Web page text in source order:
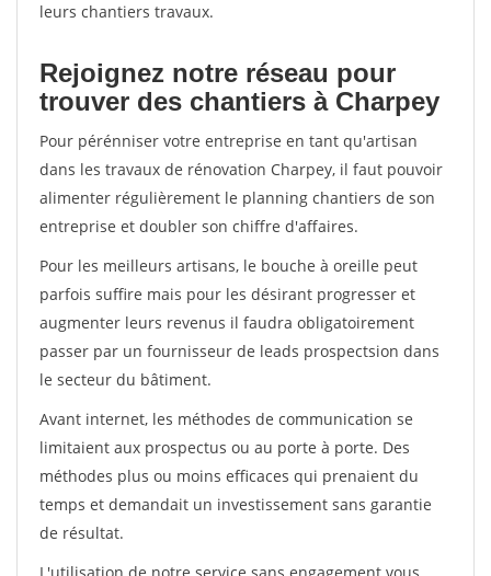
leurs chantiers travaux.
Rejoignez notre réseau pour
trouver des chantiers à Charpey
Pour pérénniser votre entreprise en tant qu'artisan
dans les travaux de rénovation Charpey, il faut pouvoir
alimenter régulièrement le planning chantiers de son
entreprise et doubler son chiffre d'affaires.
Pour les meilleurs artisans, le bouche à oreille peut
parfois suffire mais pour les désirant progresser et
augmenter leurs revenus il faudra obligatoirement
passer par un fournisseur de leads prospectsion dans
le secteur du bâtiment.
Avant internet, les méthodes de communication se
limitaient aux prospectus ou au porte à porte. Des
méthodes plus ou moins efficaces qui prenaient du
temps et demandait un investissement sans garantie
de résultat.